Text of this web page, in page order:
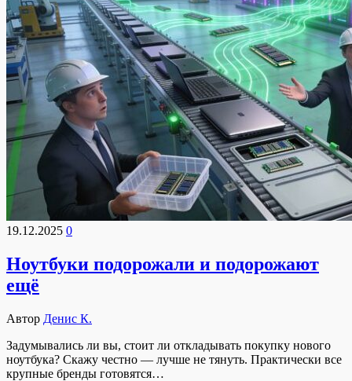
19.12.2025 0
Ноутбуки подорожали и подорожают
ещё
Автор Денис К.
Задумывались ли вы, стоит ли откладывать покупку нового
ноутбука? Скажу честно — лучше не тянуть. Практически все
крупные бренды готовятся…